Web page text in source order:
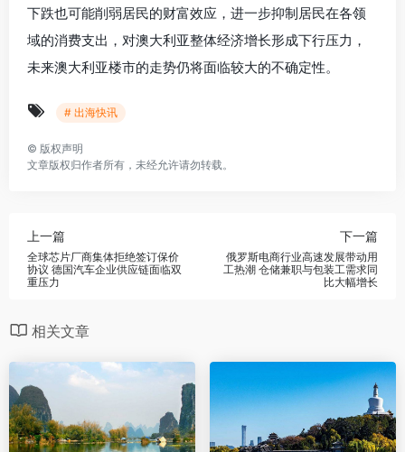
下跌也可能削弱居民的财富效应，进一步抑制居民在各领
域的消费支出，对澳大利亚整体经济增长形成下行压力，
未来澳大利亚楼市的走势仍将面临较大的不确定性。
# 出海快讯
© 版权声明
文章版权归作者所有，未经允许请勿转载。
上一篇
全球芯片厂商集体拒绝签订保价
协议 德国汽车企业供应链面临双
重压力
下一篇
俄罗斯电商行业高速发展带动用
工热潮 仓储兼职与包装工需求同
比大幅增长
相关文章